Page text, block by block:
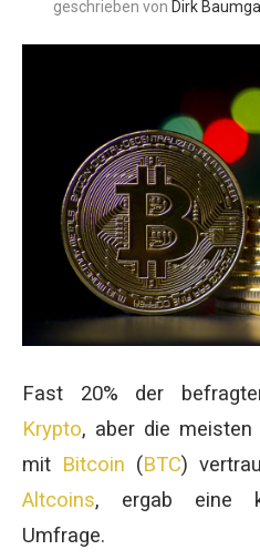
geschrieben von Dirk
Fast 20% der
Krypto, aber die
mit Bitcoin (BTC)
Altcoins, ergab eine
Umfrage.